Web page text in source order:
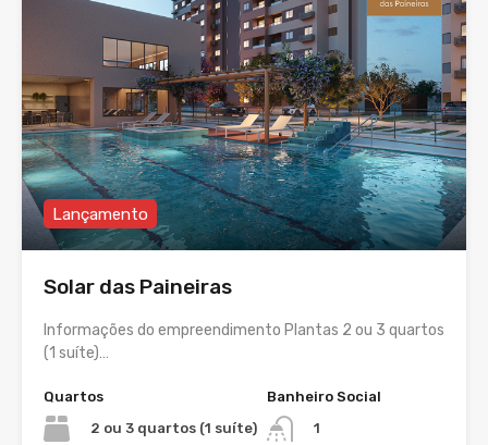
Lançamento
Solar das Paineiras
Informações do empreendimento Plantas 2 ou 3 quartos
(1 suíte)…
Quartos
2 ou 3 quartos (1 suíte)
Banheiro Social
1